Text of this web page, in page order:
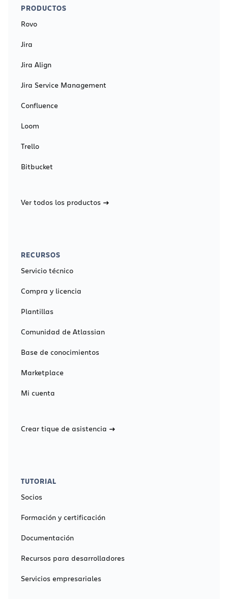
PRODUCTOS
Rovo
Jira
Jira Align
Jira Service Management
Confluence
Loom
Trello
Bitbucket
Ver todos los productos
RECURSOS
Servicio técnico
Compra y licencia
Plantillas
Comunidad de Atlassian
Base de conocimientos
Marketplace
Mi cuenta
Crear tique de asistencia
TUTORIAL
Socios
Formación y certificación
Documentación
Recursos para desarrolladores
Servicios empresariales